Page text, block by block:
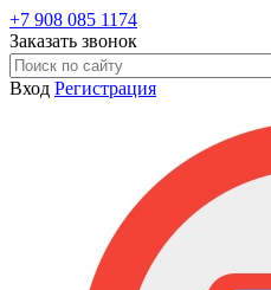
+7 908 085 1174
Заказать звонок
Вход Регистрация